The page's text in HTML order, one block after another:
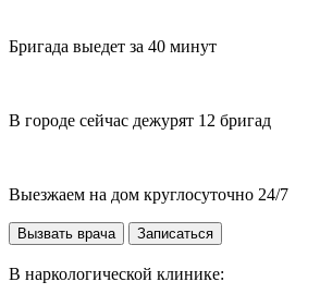
Бригада выедет за 40 минут
В городе сейчас дежурят 12 бригад
Выезжаем на дом круглосуточно 24/7
Вызвать врача Записаться
В наркологической клинике: